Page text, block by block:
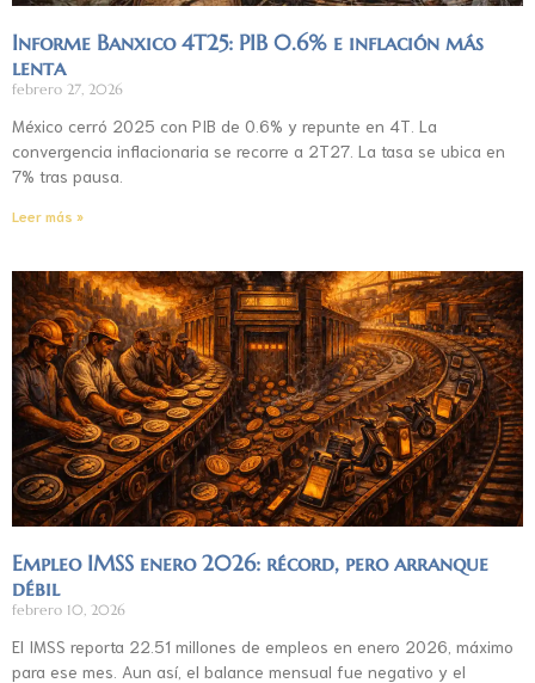
Informe Banxico 4T25: PIB 0.6% e inflación más
lenta
febrero 27, 2026
México cerró 2025 con PIB de 0.6% y repunte en 4T. La
convergencia inflacionaria se recorre a 2T27. La tasa se ubica en
7% tras pausa.
Leer más »
Empleo IMSS enero 2026: récord, pero arranque
débil
febrero 10, 2026
El IMSS reporta 22.51 millones de empleos en enero 2026, máximo
para ese mes. Aun así, el balance mensual fue negativo y el